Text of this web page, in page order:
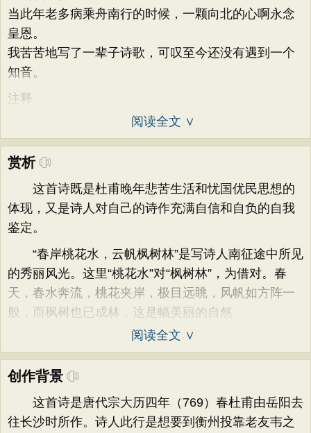
当此年老多病乘舟南行的时候，一颗向北的心啊永念
皇恩。
我苦苦地写了一辈子诗歌，可叹至今还没有遇到一个
知音。
注释
阅读全文 ∨
赏析
这首诗既是杜甫晚年悲苦生活和忧国优民思想的
体现，又是诗人对自己的诗作充满自信和自负的自我
鉴定。
“春岸桃花水，云帆枫树林”是写诗人南征途中所见
的秀丽风光。这里“桃花水”对“枫树林”，为借对。春
天，春水奔流，桃花夹岸，极目远眺，风帆如方阵一
般，而枫树也已成林，这是幅美丽的自然
阅读全文 ∨
创作背景
这首诗是唐代宗大历四年（769）春杜甫由岳阳去
往长沙时所作。诗人此行是想要到衡州投靠老友韦之